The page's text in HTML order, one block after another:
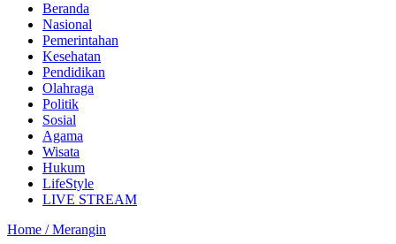
Beranda
Nasional
Pemerintahan
Kesehatan
Pendidikan
Olahraga
Politik
Sosial
Agama
Wisata
Hukum
LifeStyle
LIVE STREAM
Home /Merangin